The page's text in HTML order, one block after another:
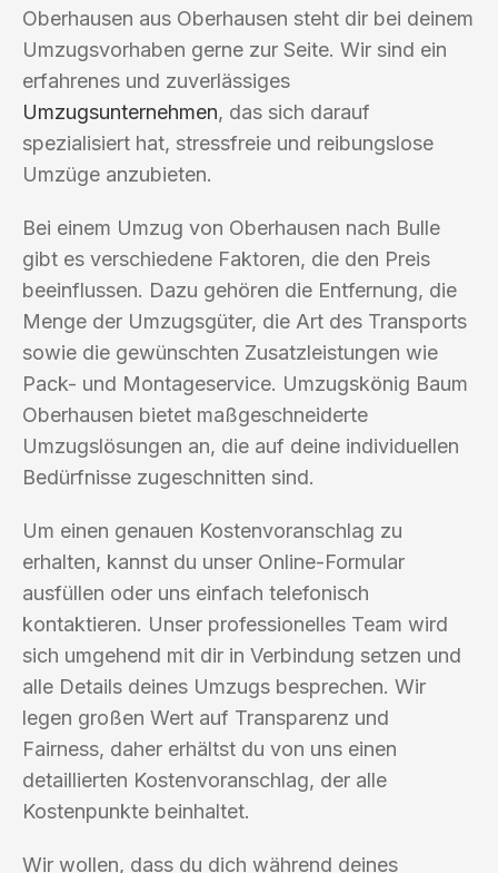
Oberhausen aus Oberhausen steht dir bei deinem
Umzugsvorhaben gerne zur Seite. Wir sind ein
erfahrenes und zuverlässiges
Umzugsunternehmen, das sich darauf
spezialisiert hat, stressfreie und reibungslose
Umzüge anzubieten.
Bei einem Umzug von Oberhausen nach Bulle
gibt es verschiedene Faktoren, die den Preis
beeinflussen. Dazu gehören die Entfernung, die
Menge der Umzugsgüter, die Art des Transports
sowie die gewünschten Zusatzleistungen wie
Pack- und Montageservice. Umzugskönig Baum
Oberhausen bietet maßgeschneiderte
Umzugslösungen an, die auf deine individuellen
Bedürfnisse zugeschnitten sind.
Um einen genauen Kostenvoranschlag zu
erhalten, kannst du unser Online-Formular
ausfüllen oder uns einfach telefonisch
kontaktieren. Unser professionelles Team wird
sich umgehend mit dir in Verbindung setzen und
alle Details deines Umzugs besprechen. Wir
legen großen Wert auf Transparenz und
Fairness, daher erhältst du von uns einen
detaillierten Kostenvoranschlag, der alle
Kostenpunkte beinhaltet.
Wir wollen, dass du dich während deines